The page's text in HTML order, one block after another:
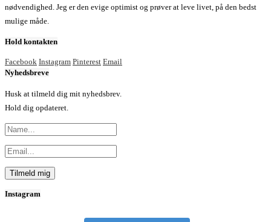
nødvendighed. Jeg er den evige optimist og prøver at leve livet, på den bedst
mulige måde.
Hold kontakten
Facebook Instagram Pinterest Email
Nyhedsbreve
Husk at tilmeld dig mit nyhedsbrev.
Hold dig opdateret.
Instagram